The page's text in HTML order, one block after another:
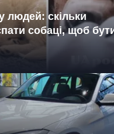
людей: скільки
собаці, щоб